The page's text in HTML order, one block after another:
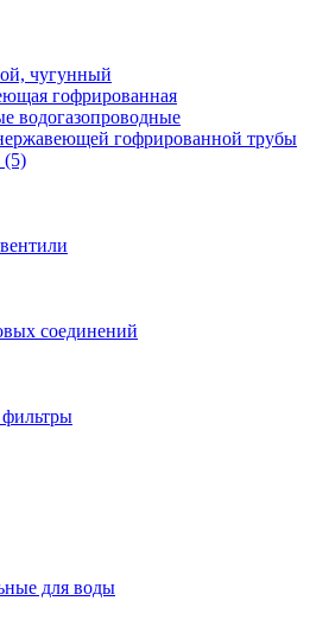
чугунный
гофрированная
водогазопроводные
гофрированной трубы
(5)
соединений
для воды